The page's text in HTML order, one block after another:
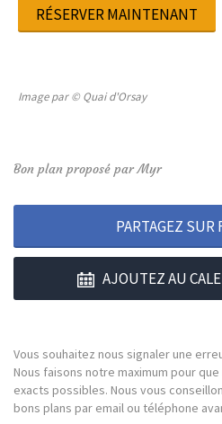
RÉSERVER MAINTENANT
Image par © Quai d'Orsay
Bon plan proposé par Myr
PARTAGEZ SUR
AJOUTEZ AU
Vous souhaitez nous signaler une
Nous faisons notre maximum pour
exacts possibles. Nous vous
bons plans par email ou téléphone